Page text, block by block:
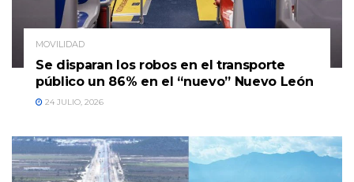
MOVILIDAD
Se disparan los robos en el transporte
público un 86% en el “nuevo” Nuevo León
24 JULIO, 2026